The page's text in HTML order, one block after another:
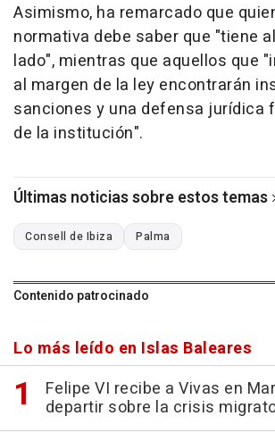
Asimismo, ha remarcado que
normativa debe saber que "tiene
lado", mientras que aquellos que
al margen de la ley encontrarán
sanciones y una defensa jurídica
de la institución".
Últimas noticias sobre estos temas
Consell de Ibiza Palma
Contenido patrocinado
Lo más leído en Islas Baleares
Felipe VI recibe a Vivas en
departir sobre la crisis